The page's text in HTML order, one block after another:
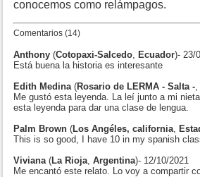
conocemos como relámpagos.
Comentarios (14)
Anthony (Cotopaxi-Salcedo Ecuador)- 23/
Está buena la historia es interesante
Edith Medina (Rosario de LERMA - Salta -
Me gustó esta leyenda. La leí junto a mi
esta leyenda para dar una clase de lengua.
Palm Brown ( Los Angéles, california
This is so good, I have 10 in my spanish
Viviana ( La Rioja Argentina)- 12/10/2021
Me encantó este relato. Lo voy a compartir